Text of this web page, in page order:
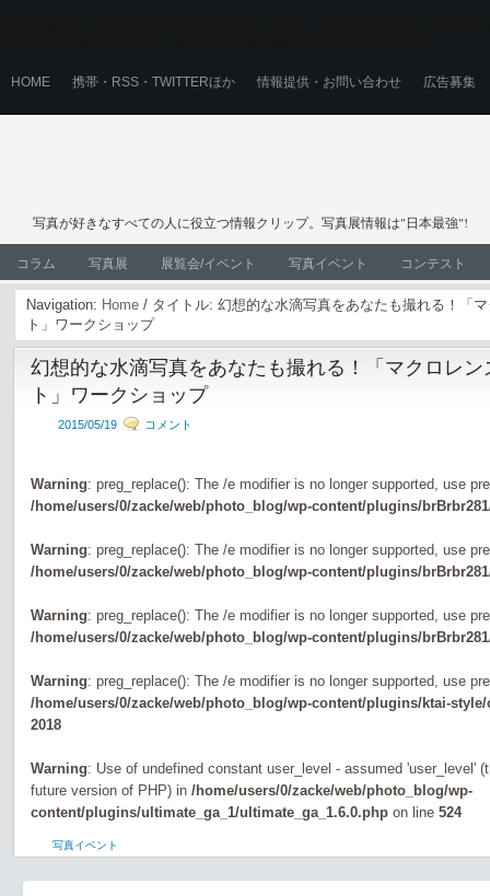
HOME 携帯・RSS・TWITTERほか 情報提供・お問い合わせ 広告募集
写真が好きなすべての人に役立つ情報クリップ。写真展情報は"日本最強"!
コラム 写真展 展覧会/イベント 写真イベント コンテスト
Navigation: Home / タイトル: 幻想的な水滴写真をあなたも撮れる！「
ト」ワークショップ
幻想的な水滴写真をあなたも撮れる！「マクロレ
ト」ワークショップ
2015/05/19 コメント
Warning: preg_replace(): The /e modifier is no longer supported, use
/home/users/0/zacke/web/photo_blog/wp-content/plugins/
Warning: preg_replace(): The /e modifier is no longer supported, use
/home/users/0/zacke/web/photo_blog/wp-content/plugins/
Warning: preg_replace(): The /e modifier is no longer supported, use
/home/users/0/zacke/web/photo_blog/wp-content/plugins/
Warning: preg_replace(): The /e modifier is no longer supported, use
/home/users/0/zacke/web/photo_blog/wp-content/plugins/ktai-
2018
Warning: Use of undefined constant user_level - assumed 'user_level'
future version of PHP) in /home/users/0/zacke/web/photo_blog/wp-
content/plugins/ultimate_ga_1/ultimate_ga_1.6.0.php on line 524
写真イベント